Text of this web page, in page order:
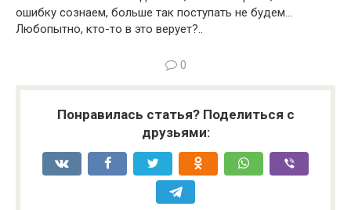
ошибку сознаем, больше так поступать не будем…
Любопытно, кто-то в это верует?..
0
Понравилась статья? Поделиться с
друзьями: